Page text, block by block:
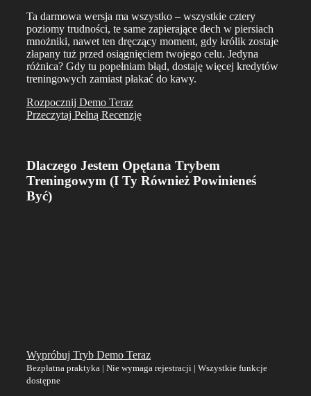
Ta darmowa wersja ma wszystko – wszystkie cztery
poziomy trudności, te same zapierające dech w piersiach
mnożniki, nawet ten dręczący moment, gdy królik zostaje
złapany tuż przed osiągnięciem twojego celu. Jedyna
różnica? Gdy tu popełniam błąd, dostaję więcej kredytów
treningowych zamiast płakać do kawy.
Rozpocznij Demo Teraz
Przeczytaj Pełną Recenzję
Dlaczego Jestem Opętana Trybem
Treningowym (I Ty Również Powinieneś
Być)
Wypróbuj Tryb Demo Teraz
Bezpłatna praktyka | Nie wymaga rejestracji | Wszystkie funkcje
dostępne